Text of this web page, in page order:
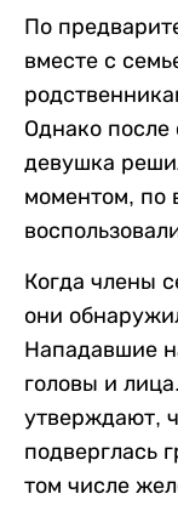
По
вместе с
Однако
девушка
моментом, по
Когда члены
они
Нападавшие
головы и
утверждают,
подверглась
том числе